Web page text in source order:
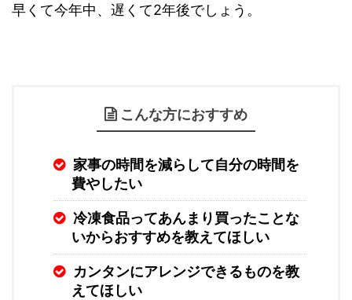
早くて今年中、遅くて2年後でしょう。
こんな方におすすめ
家事の時間を減らして自分の時間を
費やしたい
冷凍食品ってあんまり買ったことな
いからおすすめを教えてほしい
カンタンにアレンジできるものを教
えてほしい